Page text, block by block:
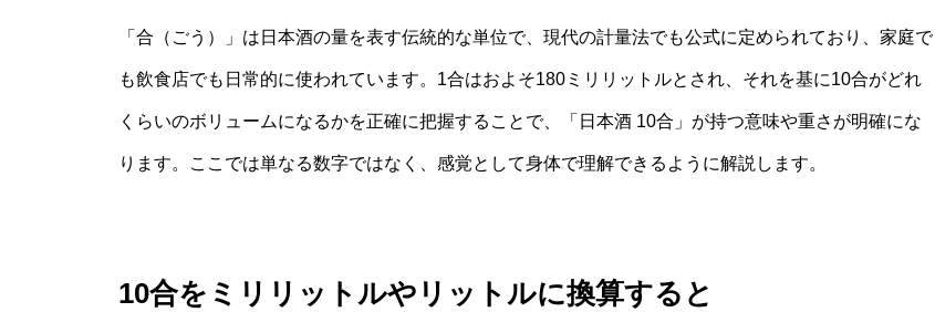
「合（ごう）」は日本酒の量を表す伝統的な単位で、現代の計量法でも公式に定められており、家庭で
も飲食店でも日常的に使われています。1合はおよそ180ミリリットルとされ、それを基に10合がどれ
くらいのボリュームになるかを正確に把握することで、「日本酒 10合」が持つ意味や重さが明確にな
ります。ここでは単なる数字ではなく、感覚として身体で理解できるように解説します。
10合をミリリットルやリットルに換算すると